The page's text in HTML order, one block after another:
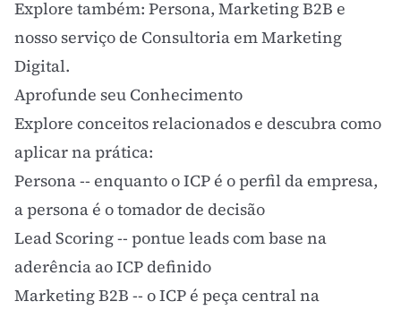
Explore também: Persona, Marketing B2B e
nosso serviço de Consultoria em Marketing
Digital.
Aprofunde seu Conhecimento
Explore conceitos relacionados e descubra como
aplicar na prática:
Persona-- enquanto o ICP é o perfil da empresa,
a persona é o tomador de decisão
Lead Scoring-- pontue leads com base na
aderência ao ICP definido
Marketing B2B -- o ICP é peça central na